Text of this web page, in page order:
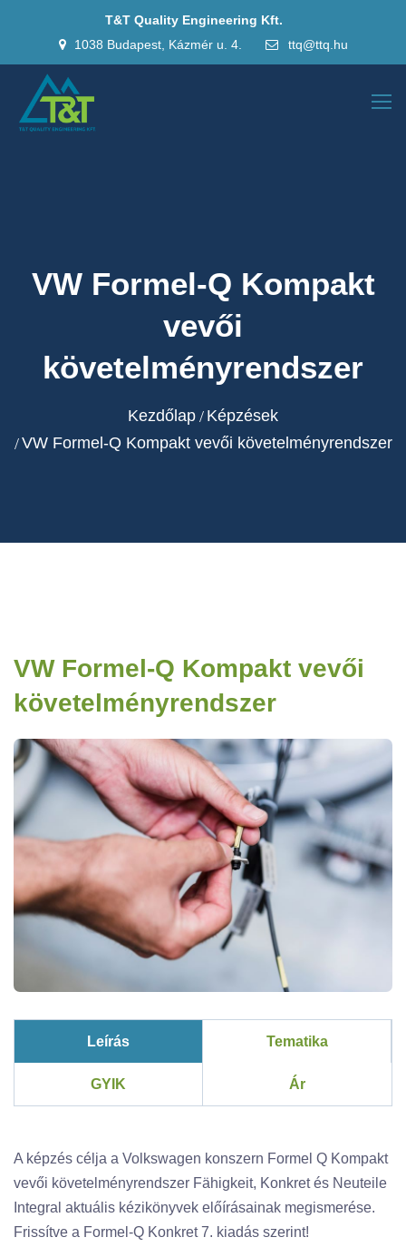
T&T Quality Engineering Kft.
1038 Budapest, Kázmér u. 4.
ttq@ttq.hu
VW Formel-Q Kompakt
vevői
követelményrendszer
Kezdőlap
Képzések
VW Formel-Q Kompakt vevői követelményrendszer
VW Formel-Q Kompakt vevői
követelményrendszer
Leírás Tematika
GYIK Ár
A képzés célja a Volkswagen konszern Formel Q Kompakt
vevői követelményrendszer Fähigkeit, Konkret és Neuteile
Integral aktuális kézikönyvek előírásainak megismerése.
Frissítve a Formel-Q Konkret 7. kiadás szerint!